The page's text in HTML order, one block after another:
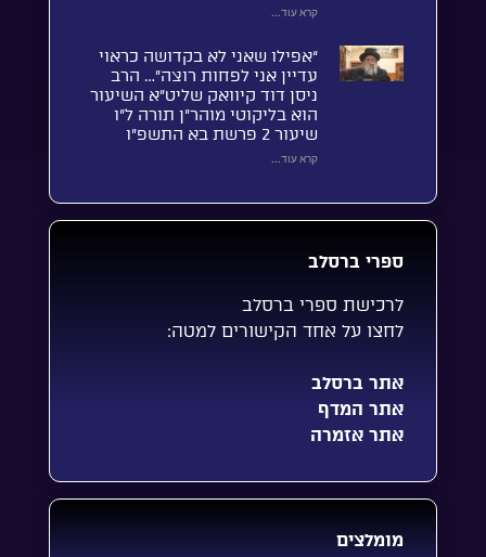
קרא עוד...
“אפילו שאני לא בקדושה כראוי
עדיין אני לפחות רוצה”… הרב
ניסן דוד קיוואק שליט”א השיעור
הוא בליקוטי מוהר”ן תורה ל”ו
שיעור 2 פרשת בא התשפ”ו
קרא עוד...
ספרי ברסלב
לרכישת ספרי ברסלב
לחצו על אחד הקישורים למטה:
אתר ברסלב
אתר המדף
אתר אזמרה
מומלצים